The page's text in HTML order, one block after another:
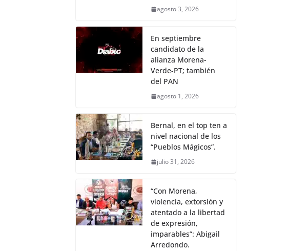
agosto 3, 2026
En septiembre
candidato de la
alianza Morena-
Verde-PT; también
del PAN
agosto 1, 2026
Bernal, en el top ten a
nivel nacional de los
“Pueblos Mágicos”.
julio 31, 2026
“Con Morena,
violencia, extorsión y
atentado a la libertad
de expresión,
imparables”: Abigail
Arredondo.